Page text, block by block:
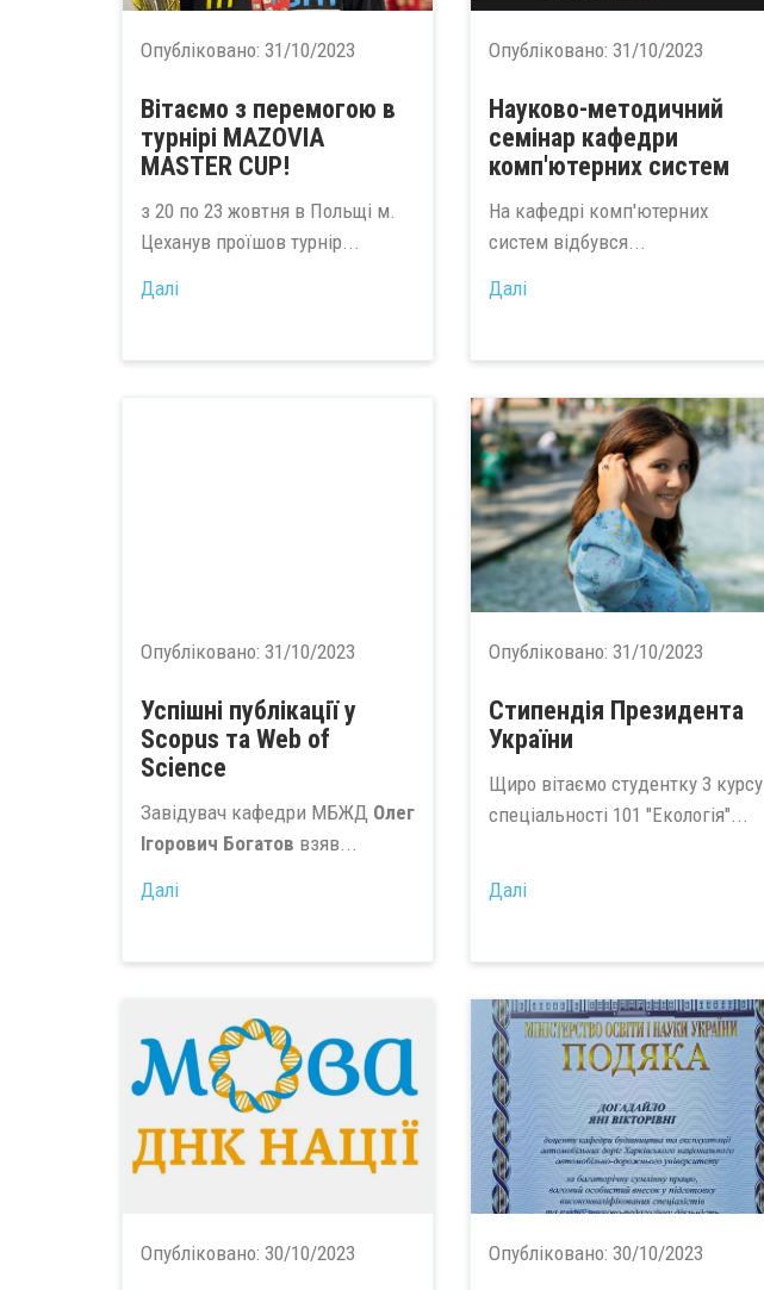
Опубліковано: 31/10/2023
Вітаємо з перемогою в
турнірі MAZOVIA
MASTER CUP!
з 20 по 23 жовтня в Польщі м.
Цеханув проїшов турнір...
Далі
Опубліковано:31/10/2023
Науково-методичний
семінар кафедри
комп'ютерних систем
На кафедрі комп'ютерних
систем відбувся...
Далі
Опубліковано: 31/10/2023
Успішні публікації у
Scopus та Web of
Science
Завідувач кафедри МБЖД Олег
Ігорович Богатов взяв...
Далі
Опубліковано:31/10/2023
Стипендія Президента
України
Щиро вітаємо студентку 3 курсу
спеціальності 101 "Екологія"...
Далі
Опубліковано: 30/10/2023 Опубліковано:30/10/2023